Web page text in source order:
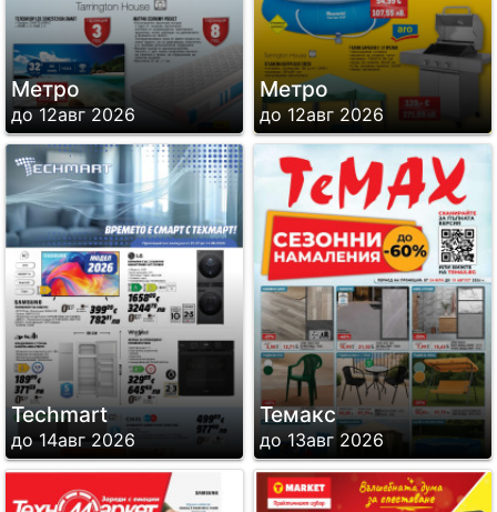
Метро
до 12авг 2026
Метро
до 12авг 2026
Techmart
до 14авг 2026
Темакс
до 13авг 2026